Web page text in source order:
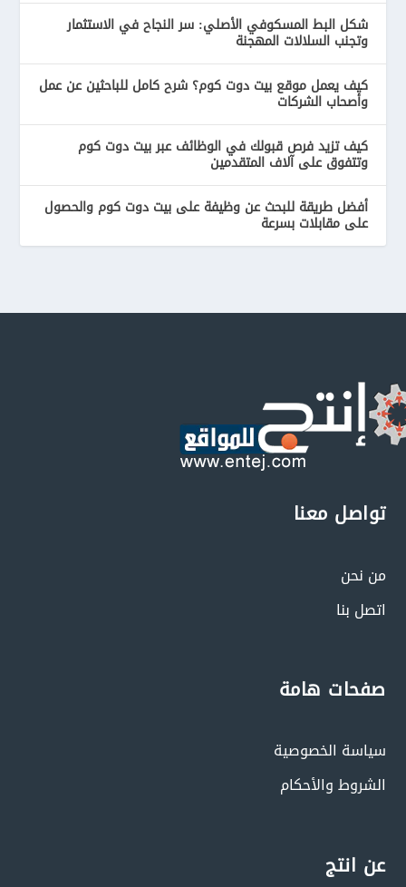
شكل البط المسكوفي الأصلي: سر النجاح في الاستثمار
وتجنب السلالات المهجنة
كيف يعمل موقع بيت دوت كوم؟ شرح كامل للباحثين عن عمل
وأصحاب الشركات
كيف تزيد فرص قبولك في الوظائف عبر بيت دوت كوم
وتتفوق على آلاف المتقدمين
أفضل طريقة للبحث عن وظيفة على بيت دوت كوم والحصول
على مقابلات بسرعة
تواصل معنا
من نحن
اتصل بنا
صفحات هامة
سياسة الخصوصية
الشروط والأحكام
عن انتج